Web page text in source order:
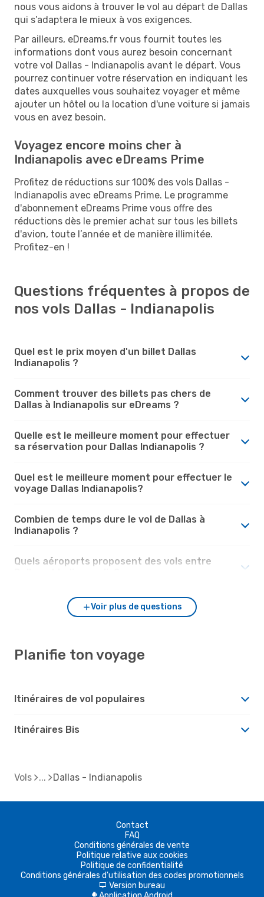
nous vous aidons à trouver le vol au départ de Dallas
qui s’adaptera le mieux à vos exigences.
Par ailleurs, eDreams.fr vous fournit toutes les
informations dont vous aurez besoin concernant
votre vol Dallas - Indianapolis avant le départ. Vous
pourrez continuer votre réservation en indiquant les
dates auxquelles vous souhaitez voyager et même
ajouter un hôtel ou la location d'une voiture si jamais
vous en avez besoin.
Voyagez encore moins cher à
Indianapolis avec eDreams Prime
Profitez de réductions sur 100% des vols Dallas -
Indianapolis avec eDreams Prime. Le programme
d'abonnement eDreams Prime vous offre des
réductions dès le premier achat sur tous les billets
d'avion, toute l’année et de manière illimitée.
Profitez-en !
Questions fréquentes à propos de
nos vols Dallas - Indianapolis
Quel est le prix moyen d'un billet Dallas
Indianapolis ?
Comment trouver des billets pas chers de
Dallas à Indianapolis sur eDreams ?
Quelle est le meilleure moment pour effectuer
sa réservation pour Dallas Indianapolis ?
Quel est le meilleure moment pour effectuer le
voyage Dallas Indianapolis?
Combien de temps dure le vol de Dallas à
Indianapolis ?
Quels aéroports proposent des vols entre
Voir plus de questions
Planifie ton voyage
Itinéraires de vol populaires
Itinéraires Bis
Vols Dallas - Indianapolis
Contact
FAQ
Conditions générales de vente
Politique relative aux cookies
Politique de confidentialité
Conditions générales d'utilisation des codes promotionnels
d Version bureau